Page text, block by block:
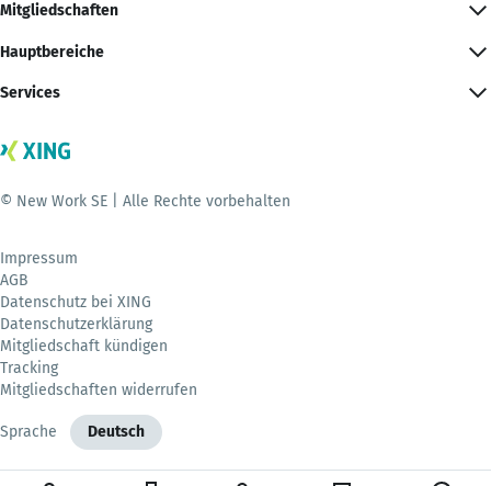
Mitgliedschaften
Hauptbereiche
Services
© New Work SE | Alle Rechte vorbehalten
Impressum
AGB
Datenschutz bei XING
Datenschutzerklärung
Mitgliedschaft kündigen
Tracking
Mitgliedschaften widerrufen
Sprache Deutsch